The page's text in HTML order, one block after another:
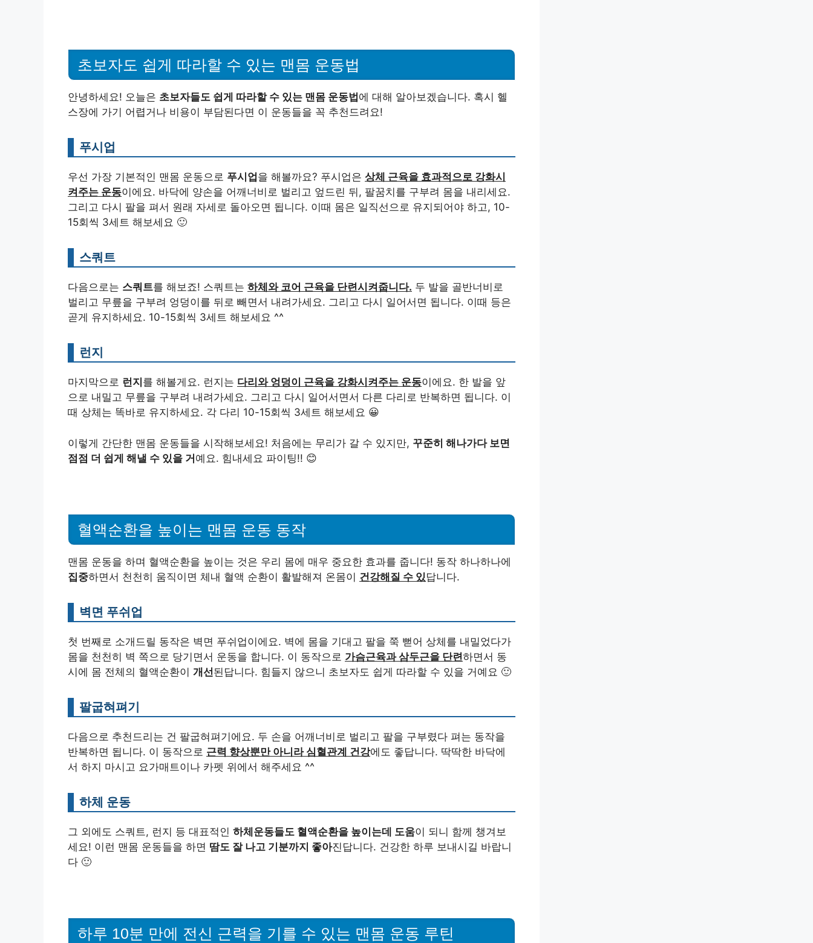
초보자도 쉽게 따라할 수 있는 맨몸 운동법
안녕하세요! 오늘은 초보자들도 쉽게 따라할 수 있는 맨몸 운동법 에 대해 알아보겠습니다. 혹시 헬
스장에 가기 어렵거나 비용이 부담된다면 이 운동들을 꼭 추천드려요!
푸시업
우선 가장 기본적인 맨몸 운동으로 푸시업 을 해볼까요? 푸시업은 상체 근육을 효과적으로 강화시
켜주는 운동이에요. 바닥에 양손을 어깨너비로 벌리고 엎드린 뒤, 팔꿈치를 구부려 몸을 내리세요.
그리고 다시 팔을 펴서 원래 자세로 돌아오면 됩니다. 이때 몸은 일직선으로 유지되어야 하고, 10-
15회씩 3세트 해보세요 🙂
스쿼트
다음으로는 스쿼트를 해보죠! 스쿼트는 하체와 코어 근육을 단련시켜줍니다. 두 발을 골반너비로
벌리고 무릎을 구부려 엉덩이를 뒤로 빼면서 내려가세요. 그리고 다시 일어서면 됩니다. 이때 등은
곧게 유지하세요. 10-15회씩 3세트 해보세요 ^^
런지
마지막으로 런지 를 해볼게요. 런지는 다리와 엉덩이 근육을 강화시켜주는 운동이에요. 한 발을 앞
으로 내밀고 무릎을 구부려 내려가세요. 그리고 다시 일어서면서 다른 다리로 반복하면 됩니다. 이
때 상체는 똑바로 유지하세요. 각 다리 10-15회씩 3세트 해보세요 😀
이렇게 간단한 맨몸 운동들을 시작해보세요! 처음에는 무리가 갈 수 있지만, 꾸준히 해나가다 보면
점점 더 쉽게 해낼 수 있을 거예요. 힘내세요 파이팅!! 😊
혈액순환을 높이는 맨몸 운동 동작
맨몸 운동을 하며 혈액순환을 높이는 것은 우리 몸에 매우 중요한 효과를 줍니다! 동작 하나하나에
집중하면서 천천히 움직이면 체내 혈액 순환이 활발해져 온몸이 건강해질 수 있 답니다.
벽면 푸쉬업
첫 번째로 소개드릴 동작은 벽면 푸쉬업이에요. 벽에 몸을 기대고 팔을 쭉 뻗어 상체를 내밀었다가
몸을 천천히 벽 쪽으로 당기면서 운동을 합니다. 이 동작으로 가슴근육과 삼두근을 단련하면서 동
시에 몸 전체의 혈액순환이 개선된답니다. 힘들지 않으니 초보자도 쉽게 따라할 수 있을 거예요 🙂
팔굽혀펴기
다음으로 추천드리는 건 팔굽혀펴기에요. 두 손을 어깨너비로 벌리고 팔을 구부렸다 펴는 동작을
반복하면 됩니다. 이 동작으로 근력 향상뿐만 아니라 심혈관계 건강에도 좋답니다. 딱딱한 바닥에
서 하지 마시고 요가매트이나 카펫 위에서 해주세요 ^^
하체 운동
그 외에도 스쿼트, 런지 등 대표적인 하체운동들도 혈액순환을 높이는데 도움이 되니 함께 챙겨보
세요! 이런 맨몸 운동들을 하면 땀도 잘 나고 기분까지 좋아진답니다. 건강한 하루 보내시길 바랍니
다 🙂
하루 10분 만에 전신 근력을 기를 수 있는 맨몸 운동 루틴